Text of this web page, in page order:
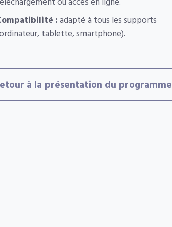
: adapté à tous les supports
tablette, smartphone).
à la présentation du programme